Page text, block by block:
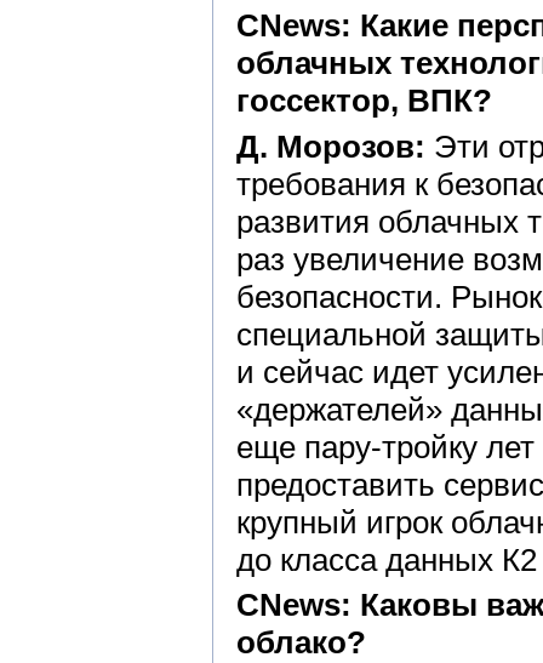
CNews: Какие
облачных
госсектор, ВПК?
Д. Морозов: Эти
требования к
развития облачных
раз увеличение
безопасности.
специальной
и сейчас идет
«держателей»
еще пару-тройку
предоставить
крупный игрок
до класса данных
CNews: Каковы
облако?